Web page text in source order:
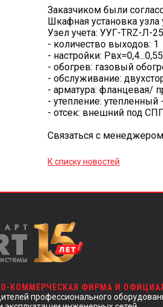
Заказчиком были
Шкафная установка узла
Узел учета: УУГ-TRZ-Л-
- количество выходов: 1
- настройки:
- обогрев: газовый
- обслуживание:
- арматура: фланцевая/
- утепление:
- отсек: внешний под
Связаться с
К списку новостей
КОММЕРЧЕСКАЯ ФИРМА И
профессионального